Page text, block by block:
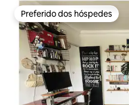
Preferido dos hóspedes
Preferido dos hóspedes